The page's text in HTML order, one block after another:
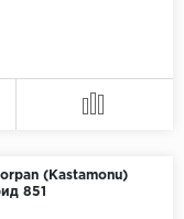
Jinan PDM
KDF
(Kastamonu)
851